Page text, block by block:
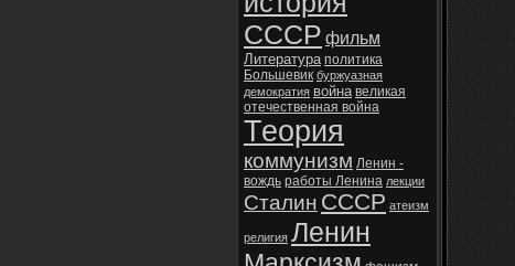
СССР фильм
Литература политика
Большевик буржуазная
демократия война великая
отечественная война
Теория
коммунизм Ленин -
вождь работы Ленина лекции
Сталин СССР атеизм
религия Ленин